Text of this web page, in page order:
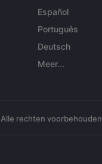
Español
Português
Deutsch
Meer...
rechten voorbehouden